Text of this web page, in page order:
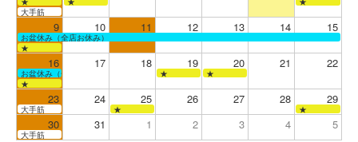
大手筋
9 10 11 12 13 14 15
お盆休み（全店お休み）
★
16 17 18 19 20 21 22
お盆休み（全店お休み） ★
★
★
23 24 25 26 27 28 29
大手筋 ★ ★
30 31 1 2 3 4 5
大手筋